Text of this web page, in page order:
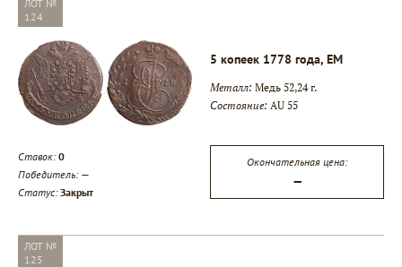
ЛОТ №
124
5 копеек 1778 года, ЕМ
Металл: Медь 52,24 г.
Состояние: AU 55
Ставок:0
Победитель: —
Статус:Закрыт
Окончательная цена:
—
ЛОТ №
125